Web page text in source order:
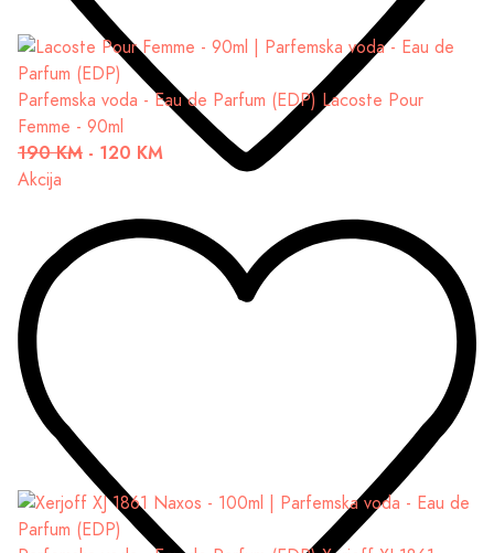
Parfemska voda - Eau de Parfum (EDP) Lacoste Pour
Femme - 90ml
190 KM - 120 KM
Akcija